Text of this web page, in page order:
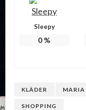
Sleepy
0 %
KLÄDER MARIA
SHOPPING